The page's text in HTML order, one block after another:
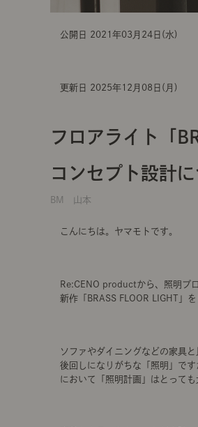
公開日 2021年03月24日(水)
更新日 2025年12月08日(月)
フロアライト「
コンセプト設計
BM 山本
こんにちは。ヤマモトです。
Re:CENO productから、照明プ
新作「BRASS FLOOR LIGHT」を
ソファやダイニングなどの家具
後回しになりがちな「照明」で
において「照明計画」はとっても